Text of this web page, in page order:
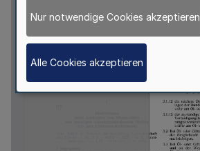
Nur notwendige Cookies akzeptieren
Alle Cookies akzeptieren